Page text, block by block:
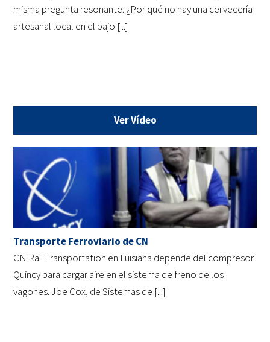
misma pregunta resonante: ¿Por qué no hay una cervecería
artesanal local en el bajo [...]
Ver Vídeo
Transporte Ferroviario de CN
CN Rail Transportation en Luisiana depende del compresor
Quincy para cargar aire en el sistema de freno de los
vagones. Joe Cox, de Sistemas de [...]